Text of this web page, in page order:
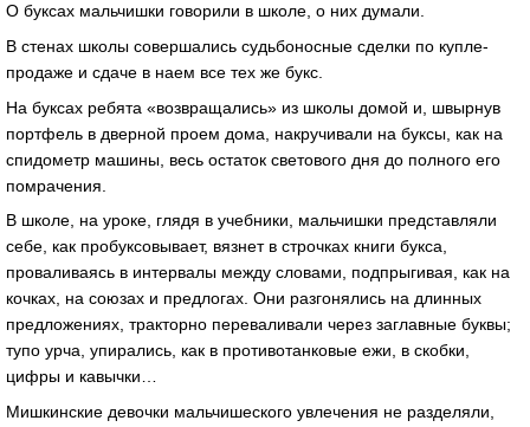
О буксах мальчишки говорили в школе, о них думали.
В стенах школы совершались судьбоносные сделки по купле-
продаже и сдаче в наем все тех же букс.
На буксах ребята «возвращались» из школы домой и, швырнув
портфель в дверной проем дома, накручивали на буксы, как на
спидометр машины, весь остаток светового дня до полного его
помрачения.
В школе, на уроке, глядя в учебники, мальчишки представляли
себе, как пробуксовывает, вязнет в строчках книги букса,
проваливаясь в интервалы между словами, подпрыгивая, как на
кочках, на союзах и предлогах. Они разгонялись на длинных
предложениях, тракторно переваливали через заглавные буквы;
тупо урча, упирались, как в противотанковые ежи, в скобки,
цифры и кавычки…
Мишкинские девочки мальчишеского увлечения не разделяли,